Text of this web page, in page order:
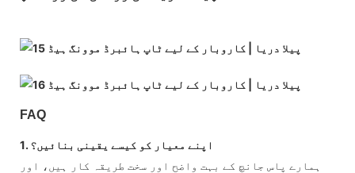
FAQ
1. اپنے معیار کو کیسے یقینی بنائیں؟
ہمارے پاس جانچ کے بہت واضح اور سخت طریقہ کار ہیں، اور